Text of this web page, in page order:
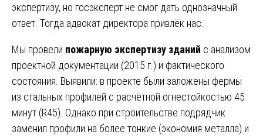
экспертизу, но госэксперт не смог дать однозначный
ответ. Тогда адвокат директора привлёк нас.
Мы провели пожарную экспертизу зданий с анализом
проектной документации (2015 г.) и фактического
состояния. Выявили: в проекте были заложены фермы
из стальных профилей с расчётной огнестойкостью 45
минут (R45). Однако при строительстве подрядчик
заменил профили на более тонкие (экономия металла) и